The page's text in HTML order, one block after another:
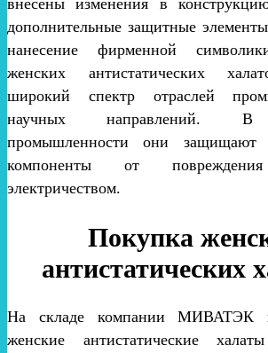
дополнительные защитные
нанесение фирменной
женских антистатических
широкий спектр отраслей
научных направлений. В
промышленности они защищают
компоненты от повреждения
электричеством.
Покупка
антистатических
На складе компании МИВАТЭК
женские антистатические